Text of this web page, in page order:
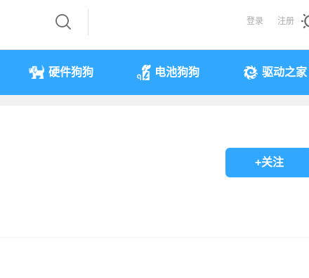
登录 注册
硬件狗狗 电池狗狗 驱动之家
+关注